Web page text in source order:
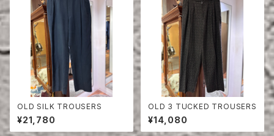
OLD SILK TROUSERS
¥21,780
OLD 3 TUCKED TROUSERS
¥14,080